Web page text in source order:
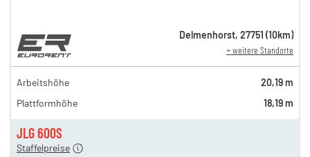
JLG 600S
179,00 €
159,00 €
129,00 €
119,00 €
Staffelpreise
Delmenhorst, 27751 (10km)
+ weitere Standorte
Arbeitshöhe
20,19 m
Plattformhöhe
18,19 m